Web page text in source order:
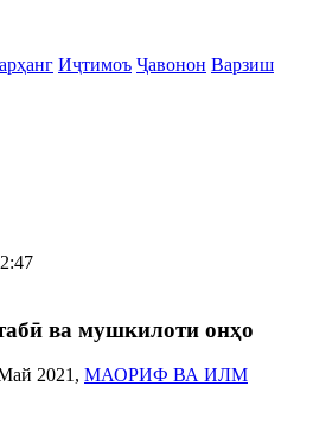
Иҷтимоъ Ҷавонон Варзиш
ва мушкилоти онҳо
2021, МАОРИФ ВА ИЛМ